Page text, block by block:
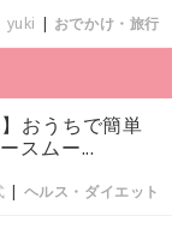
yuki | おでかけ・旅行
おうちで簡単
スムー...
| ヘルス・ダイエット